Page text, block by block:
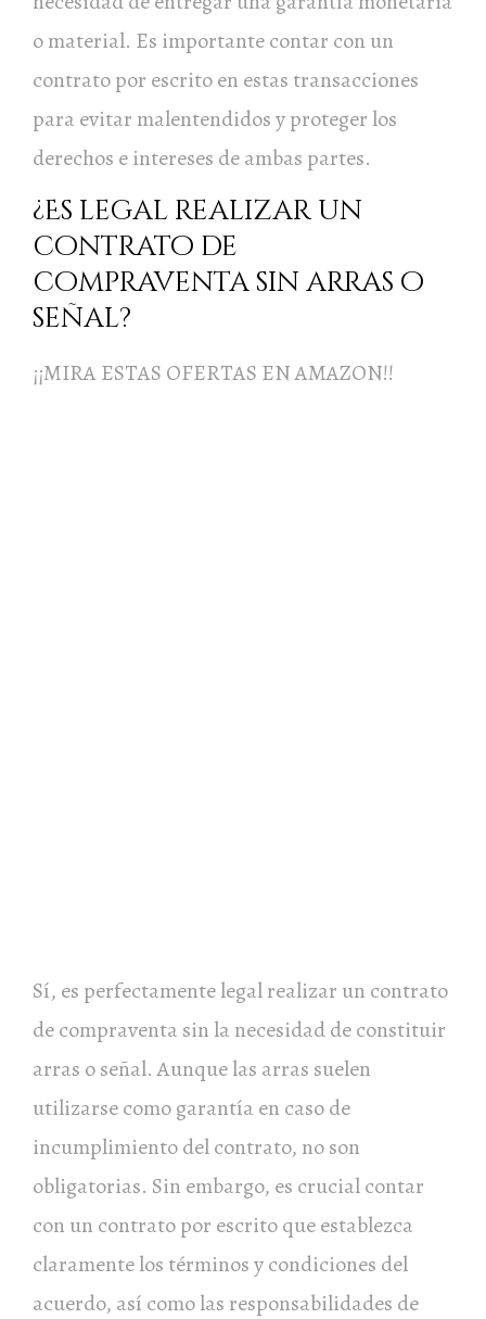
o material. Es importante contar con un
contrato por escrito en estas transacciones
para evitar malentendidos y proteger los
derechos e intereses de ambas partes.
¿Es legal realizar un
contrato de
compraventa sin arras o
señal?
¡¡MIRA ESTAS OFERTAS EN AMAZON!!
Sí, es perfectamente legal realizar un contrato
de compraventa sin la necesidad de constituir
arras o señal. Aunque las arras suelen
utilizarse como garantía en caso de
incumplimiento del contrato, no son
obligatorias. Sin embargo, es crucial contar
con un contrato por escrito que establezca
claramente los términos y condiciones del
acuerdo, así como las responsabilidades de